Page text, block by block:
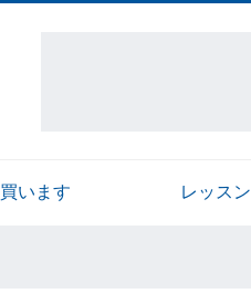
買います レッスン